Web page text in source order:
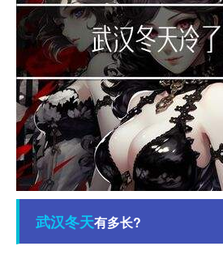
武汉冬天有多长?